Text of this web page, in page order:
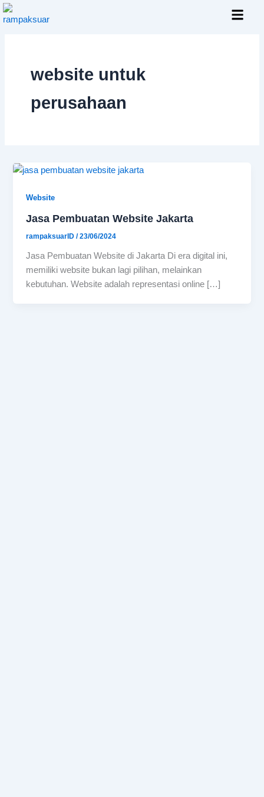
Skip
to
website untuk
perusahaan
Website
Jasa Pembuatan Website Jakarta
rampaksuarID/23/06/2024
Jasa Pembuatan Website di Jakarta Di era digital ini,
memiliki website bukan lagi pilihan, melainkan
kebutuhan. Website adalah representasi online […]